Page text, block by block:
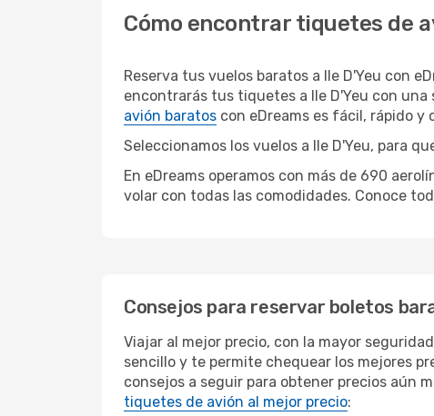
Cómo encontrar tiquetes de
Reserva tus vuelos baratos a Ile D'Yeu con
encontrarás tus tiquetes a Ile D'Yeu con
avión baratos con eDreams es fácil, rápido y
Seleccionamos los vuelos a Ile D'Yeu, para
En eDreams operamos con más de 690
volar con todas las comodidades. Conoce
Consejos para reservar boletos
Viajar al mejor precio, con la mayor
sencillo y te permite chequear los mejores
consejos a seguir para obtener precios aún
tiquetes de avión al mejor precio: